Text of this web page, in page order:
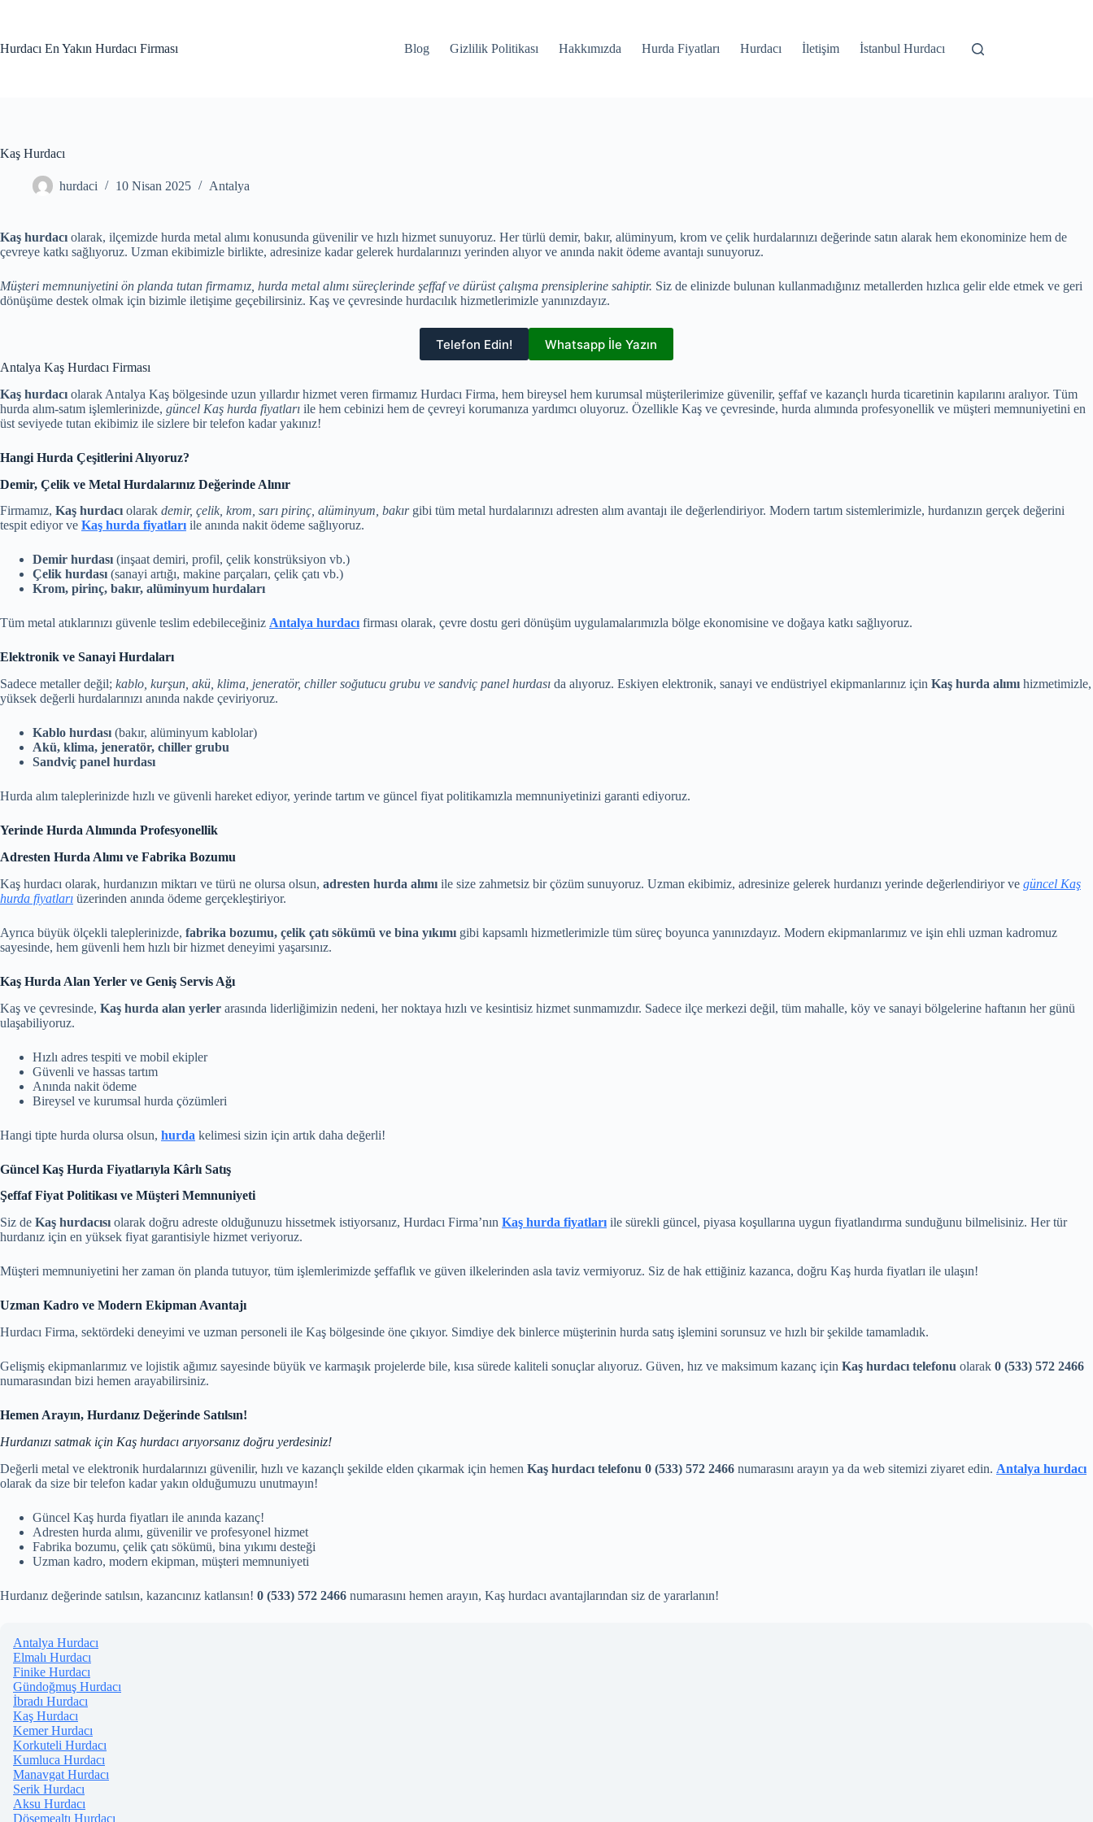
Hurdacı En Yakın Hurdacı Firması
Blog Gizlilik Politikası Hakkımızda Hurda Fiyatları Hurdacı İletişim İstanbul Hurdacı
Kaş Hurdacı
hurdaci 10 Nisan 2025 Antalya
Kaş hurdacı olarak, ilçemizde hurda metal alımı konusunda güvenilir ve hızlı hizmet sunuyoruz. Her türlü demir, bakır, alüminyum, krom ve çelik hurdalarınızı değerinde satın alarak hem ekonominize hem de
çevreye katkı sağlıyoruz. Uzman ekibimizle birlikte, adresinize kadar gelerek hurdalarınızı yerinden alıyor ve anında nakit ödeme avantajı sunuyoruz.
Müşteri memnuniyetini ön planda tutan firmamız, hurda metal alımı süreçlerinde şeffaf ve dürüst çalışma prensiplerine sahiptir. Siz de elinizde bulunan kullanmadığınız metallerden hızlıca gelir elde etmek ve geri
dönüşüme destek olmak için bizimle iletişime geçebilirsiniz. Kaş ve çevresinde hurdacılık hizmetlerimizle yanınızdayız.
Telefon Edin! Whatsapp İle Yazın
Antalya Kaş Hurdacı Firması
Kaş hurdacı olarak Antalya Kaş bölgesinde uzun yıllardır hizmet veren firmamız Hurdacı Firma, hem bireysel hem kurumsal müşterilerimize güvenilir, şeffaf ve kazançlı hurda ticaretinin kapılarını aralıyor. Tüm
hurda alım-satım işlemlerinizde, güncel Kaş hurda fiyatları ile hem cebinizi hem de çevreyi korumanıza yardımcı oluyoruz. Özellikle Kaş ve çevresinde, hurda alımında profesyonellik ve müşteri memnuniyetini en
üst seviyede tutan ekibimiz ile sizlere bir telefon kadar yakınız!
Hangi Hurda Çeşitlerini Alıyoruz?
Demir, Çelik ve Metal Hurdalarınız Değerinde Alınır
Firmamız, Kaş hurdacı olarak demir, çelik, krom, sarı pirinç, alüminyum, bakırgibi tüm metal hurdalarınızı adresten alım avantajı ile değerlendiriyor. Modern tartım sistemlerimizle, hurdanızın gerçek değerini
tespit ediyor ve Kaş hurda fiyatları ile anında nakit ödeme sağlıyoruz.
Demir hurdası (inşaat demiri, profil, çelik konstrüksiyon vb.)
Çelik hurdası (sanayi artığı, makine parçaları, çelik çatı vb.)
Krom, pirinç, bakır, alüminyum hurdaları
Tüm metal atıklarınızı güvenle teslim edebileceğiniz Antalya hurdacı firması olarak, çevre dostu geri dönüşüm uygulamalarımızla bölge ekonomisine ve doğaya katkı sağlıyoruz.
Elektronik ve Sanayi Hurdaları
Sadece metaller değil; kablo, kurşun, akü, klima, jeneratör, chiller soğutucu grubu ve sandviç panel hurdası da alıyoruz. Eskiyen elektronik, sanayi ve endüstriyel ekipmanlarınız için Kaş hurda alımı hizmetimizle,
yüksek değerli hurdalarınızı anında nakde çeviriyoruz.
Kablo hurdası (bakır, alüminyum kablolar)
Akü, klima, jeneratör, chiller grubu
Sandviç panel hurdası
Hurda alım taleplerinizde hızlı ve güvenli hareket ediyor, yerinde tartım ve güncel fiyat politikamızla memnuniyetinizi garanti ediyoruz.
Yerinde Hurda Alımında Profesyonellik
Adresten Hurda Alımı ve Fabrika Bozumu
Kaş hurdacı olarak, hurdanızın miktarı ve türü ne olursa olsun, adresten hurda alımı ile size zahmetsiz bir çözüm sunuyoruz. Uzman ekibimiz, adresinize gelerek hurdanızı yerinde değerlendiriyor ve güncel Kaş
hurda fiyatları üzerinden anında ödeme gerçekleştiriyor.
Ayrıca büyük ölçekli taleplerinizde, fabrika bozumu, çelik çatı sökümü ve bina yıkımı gibi kapsamlı hizmetlerimizle tüm süreç boyunca yanınızdayız. Modern ekipmanlarımız ve işin ehli uzman kadromuz
sayesinde, hem güvenli hem hızlı bir hizmet deneyimi yaşarsınız.
Kaş Hurda Alan Yerler ve Geniş Servis Ağı
Kaş ve çevresinde, Kaş hurda alan yerler arasında liderliğimizin nedeni, her noktaya hızlı ve kesintisiz hizmet sunmamızdır. Sadece ilçe merkezi değil, tüm mahalle, köy ve sanayi bölgelerine haftanın her günü
ulaşabiliyoruz.
Hızlı adres tespiti ve mobil ekipler
Güvenli ve hassas tartım
Anında nakit ödeme
Bireysel ve kurumsal hurda çözümleri
Hangi tipte hurda olursa olsun, hurda kelimesi sizin için artık daha değerli!
Güncel Kaş Hurda Fiyatlarıyla Kârlı Satış
Şeffaf Fiyat Politikası ve Müşteri Memnuniyeti
Siz de Kaş hurdacısı olarak doğru adreste olduğunuzu hissetmek istiyorsanız, Hurdacı Firma’nın Kaş hurda fiyatları ile sürekli güncel, piyasa koşullarına uygun fiyatlandırma sunduğunu bilmelisiniz. Her tür
hurdanız için en yüksek fiyat garantisiyle hizmet veriyoruz.
Müşteri memnuniyetini her zaman ön planda tutuyor, tüm işlemlerimizde şeffaflık ve güven ilkelerinden asla taviz vermiyoruz. Siz de hak ettiğiniz kazanca, doğru Kaş hurda fiyatları ile ulaşın!
Uzman Kadro ve Modern Ekipman Avantajı
Hurdacı Firma, sektördeki deneyimi ve uzman personeli ile Kaş bölgesinde öne çıkıyor. Simdiye dek binlerce müşterinin hurda satış işlemini sorunsuz ve hızlı bir şekilde tamamladık.
Gelişmiş ekipmanlarımız ve lojistik ağımız sayesinde büyük ve karmaşık projelerde bile, kısa sürede kaliteli sonuçlar alıyoruz. Güven, hız ve maksimum kazanç için Kaş hurdacı telefonu olarak 0 (533) 572 2466
numarasından bizi hemen arayabilirsiniz.
Hemen Arayın, Hurdanız Değerinde Satılsın!
Hurdanızı satmak için Kaş hurdacı arıyorsanız doğru yerdesiniz!
Değerli metal ve elektronik hurdalarınızı güvenilir, hızlı ve kazançlı şekilde elden çıkarmak için hemen Kaş hurdacı telefonu 0 (533) 572 2466 numarasını arayın ya da web sitemizi ziyaret edin. Antalya hurdacı
olarak da size bir telefon kadar yakın olduğumuzu unutmayın!
Güncel Kaş hurda fiyatları ile anında kazanç!
Adresten hurda alımı, güvenilir ve profesyonel hizmet
Fabrika bozumu, çelik çatı sökümü, bina yıkımı desteği
Uzman kadro, modern ekipman, müşteri memnuniyeti
Hurdanız değerinde satılsın, kazancınız katlansın! 0 (533) 572 2466 numarasını hemen arayın, Kaş hurdacı avantajlarından siz de yararlanın!
Antalya Hurdacı
Elmalı Hurdacı
Finike Hurdacı
Gündoğmuş Hurdacı
İbradı Hurdacı
Kaş Hurdacı
Kemer Hurdacı
Korkuteli Hurdacı
Kumluca Hurdacı
Manavgat Hurdacı
Serik Hurdacı
Aksu Hurdacı
Döşemealtı Hurdacı